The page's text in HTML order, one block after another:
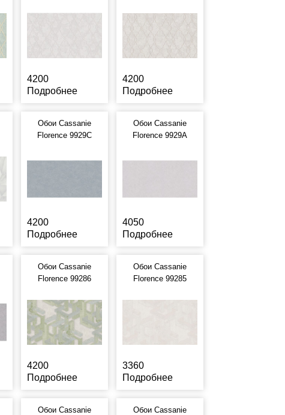
4200
Подробнее
4200
Подробнее
Обои Cassanie
Florence 9929C
4200
Подробнее
Обои Cassanie
Florence 9929A
4050
Подробнее
Обои Cassanie
Florence 99286
4200
Подробнее
Обои Cassanie
Florence 99285
3360
Подробнее
Обои Cassanie
Обои Cassanie